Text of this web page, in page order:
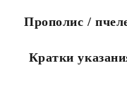
Прополис /
Кратки